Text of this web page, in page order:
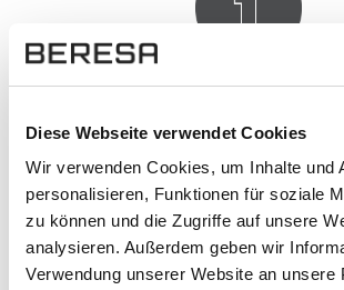
Diese Webseite verwendet Cookies
Wir verwenden Cookies, um Inhalte und
personalisieren, Funktionen für soziale
zu können und die Zugriffe auf unsere
analysieren. Außerdem geben wir
Verwendung unserer Website an unsere
Top
Hyundai
Lackstifte und -